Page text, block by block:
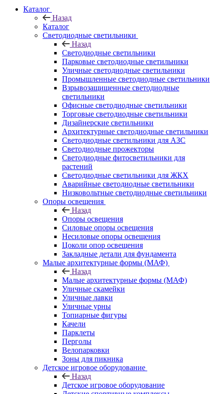
Каталог
Назад
Каталог
Светодиодные светильники
Назад
Светодиодные светильники
Парковые светодиодные светильники
Уличные светодиодные светильники
Промышленные светодиодные светильники
Взрывозащищенные светодиодные
светильники
Офисные светодиодные светильники
Торговые светодиодные светильники
Дизайнерские светильники
Архитектурные светодиодные светильники
Светодиодные светильники для АЗС
Светодиодные прожекторы
Светодиодные фитосветильники для
растений
Светодиодные светильники для ЖКХ
Аварийные светодиодные светильники
Низковольтные светодиодные светильники
Опоры освещения
Назад
Опоры освещения
Силовые опоры освещения
Несиловые опоры освещения
Цоколи опор освещения
Закладные детали для фундамента
Малые архитектурные формы (МАФ)
Назад
Малые архитектурные формы (МАФ)
Уличные скамейки
Уличные лавки
Уличные урны
Топиарные фигуры
Качели
Парклеты
Перголы
Велопарковки
Зоны для пикника
Детское игровое оборудование
Назад
Детское игровое оборудование